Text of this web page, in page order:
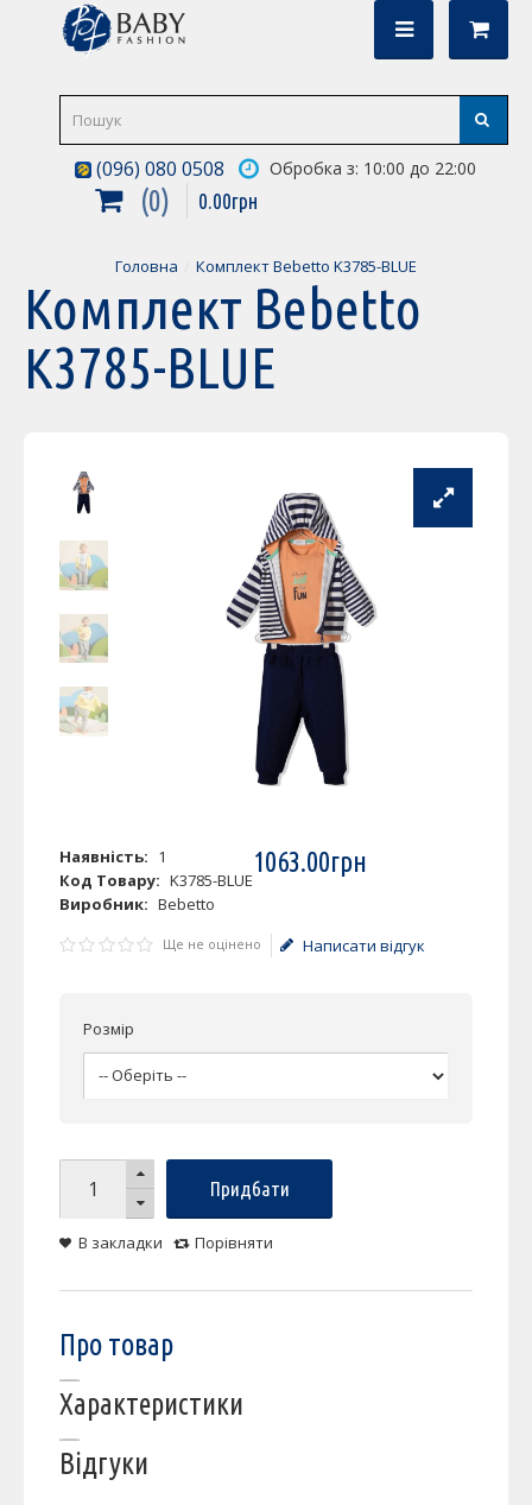
(096) 080 0508 Обробка з: 10:00 до 22:00
0 0.00грн
Головна Комплект Bebetto K3785-BLUE
Комплект Bebetto
K3785-BLUE
Наявність: 1
Код Товару: K3785-BLUE
Виробник: Bebetto
1063.00грн
Ще не оцінено Написати відгук
Розмір
Придбати
В закладки Порівняти
Про товар
Характеристики
Відгуки